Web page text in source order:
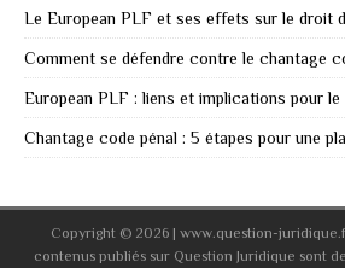
Le European PLF et ses effets sur le droit
Comment se défendre contre le chantage
European PLF : liens et implications pour
Chantage code pénal : 5 étapes pour une
Copyright © 2026 | www.question-
contenus publiés sur Question Juridique sont